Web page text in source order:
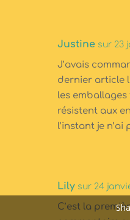
Justine sur 23
J’avais
dernier article
les emballages
résistent aux
l’instant je
Lily sur 24
C’est la